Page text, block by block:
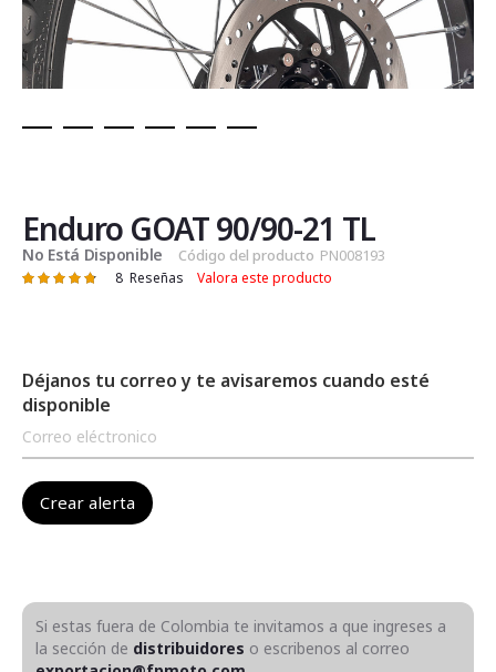
de
la
galería
de
Enduro GOAT 90/90-21 TL
No Está Disponible Código del producto PN008193
Valoración: 8 Reseñas Valora este producto
Déjanos tu correo y te avisaremos cuando esté
disponible
Si estas fuera de Colombia te invitamos a que ingreses a
la sección de distribuidores o escribenos al correo